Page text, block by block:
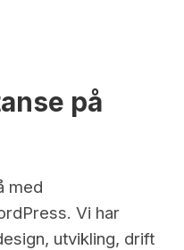
på
med
Vi har
utvikling, drift